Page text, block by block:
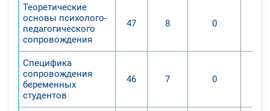
Теоретические
основы психолого-
педагогического
сопровождения
47 8 0
Специфика
сопровождения
беременных
студентов
46 7 0